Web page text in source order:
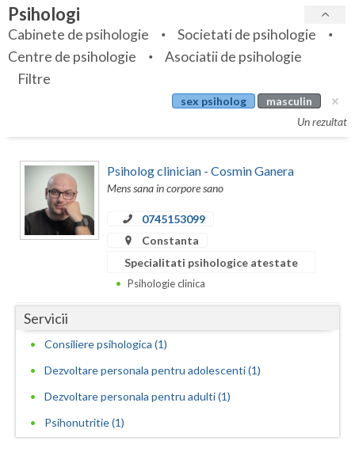
Bihor
Bistrita-Nasaud
Botosani
Bucuresti
Buzau
Cluj
Constanta
Covasna
Dambovita
Dolj
Specialitati
Servicii
Articole
Cabinet
Membri
Psihologi
Cabinete de psihologie
Societati de psihologie
Centre de psihologie
Asociatii de psihologie
Filtre
sex psiholog
masculin
Un rezultat
Psiholog clinician - Cosmin Ganera
Mens sana in corpore sano
0745153099
Constanta
Specialitati psihologice atestate
Psihologie clinica
Servicii
Consiliere psihologica (1)
Dezvoltare personala pentru adolescenti (1)
Dezvoltare personala pentru adulti (1)
Psihonutritie (1)